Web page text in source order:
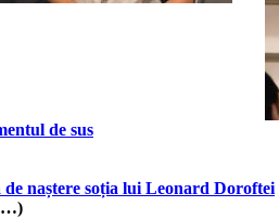
de sus
naștere soția lui Leonard Doroftei